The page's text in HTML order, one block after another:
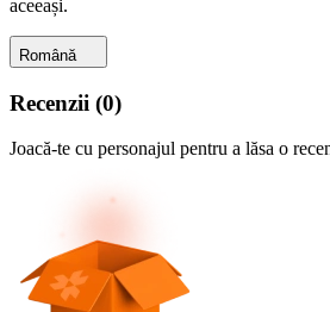
aceeași.
Română
Recenzii (0)
Joacă-te cu personajul pentru a lăsa o